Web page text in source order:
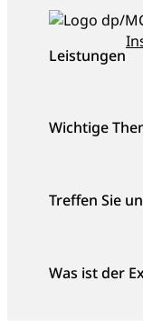
als
Österreichs
Leistungen
Wichtige
Treffen Sie
Was ist der